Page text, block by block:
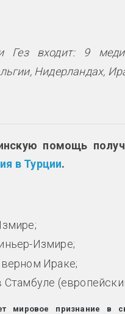
входит: 9
Нидерландах,
помощь
в Турции.
Измире;
Ираке;
мировое признание в